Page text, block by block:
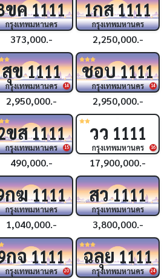
ขค1111
กรุงเทพมหานคร
373,000.-
1กส1111
กรุงเทพมหานคร
2,250,000.-
14
สุข1111
กรุงเทพมหานคร
2,950,000.-
14
ชอบ1111
กรุงเทพมหานคร
2,950,000.-
15
ขส1111
กรุงเทพมหานคร
490,000.-
16
วว 1111
กรุงเทพมหานคร
17,900,000.-
กฆ1111
กรุงเทพมหานคร
1,040,000.-
สว1111
กรุงเทพมหานคร
3,800,000.-
20
กจ1111
กรุงเทพมหานคร 24
ฉลุย1111
กรุงเทพมหานคร